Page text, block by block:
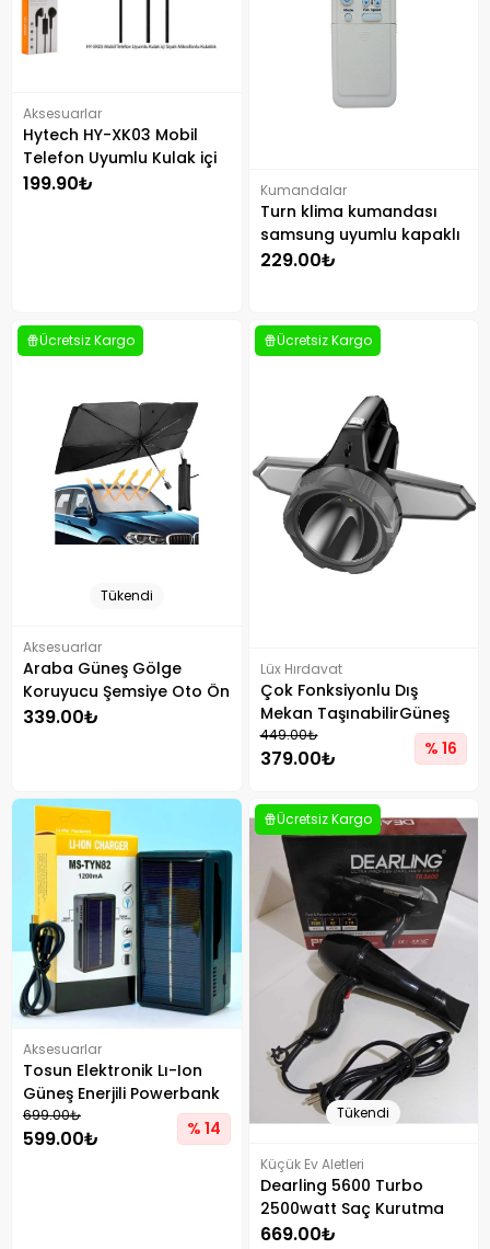
Aksesuarlar
Hytech HY-XK03 Mobil
Telefon Uyumlu Kulak içi
Mikrofonlu Kulaklık Siyah
199.90₺ Kumandalar
Turn klima kumandası
samsung uyumlu kapaklı
229.00₺
Ücretsiz Kargo
Tükendi
Aksesuarlar
Araba Güneş Gölge
Koruyucu Şemsiye Oto Ön
Cam Güneşlik
339.00₺
Ücretsiz Kargo
Lüx Hırdavat
Çok Fonksiyonlu Dış
Mekan TaşınabilirGüneş
Enerjili Lamba Jb-2358
Siyah
449.00₺
379.00₺ % 16
Aksesuarlar
Tosun Elektronik Lı-Ion
Güneş Enerjili Powerbank
Özellikli Pil Şarj Makinesi
699.00₺
599.00₺ % 14
Ücretsiz Kargo
Tükendi
Küçük Ev Aletleri
Dearling 5600 Turbo
2500watt Saç Kurutma
Ve Fön Makinesi Hız Ve
669.00₺